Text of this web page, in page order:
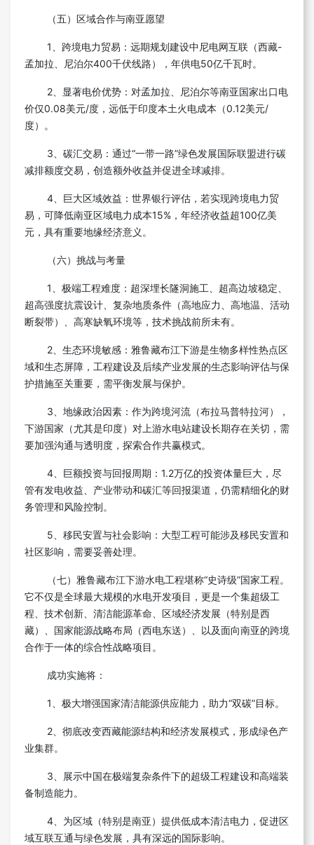
（五）区域合作与南亚愿望
1、跨境电力贸易：远期规划建设中尼电网互联（西藏-
孟加拉、尼泊尔400千伏线路），年供电50亿千瓦时。
2、显著电价优势：对孟加拉、尼泊尔等南亚国家出口电
价仅0.08美元/度，远低于印度本土火电成本（0.12美元/
度）。
3、碳汇交易：通过“一带一路”绿色发展国际联盟进行碳
减排额度交易，创造额外收益并促进全球减排。
4、巨大区域效益：世界银行评估，若实现跨境电力贸
易，可降低南亚区域电力成本15%，年经济收益超100亿美
元，具有重要地缘经济意义。
（六）挑战与考量
1、极端工程难度：超深埋长隧洞施工、超高边坡稳定、
超高强度抗震设计、复杂地质条件（高地应力、高地温、活动
断裂带）、高寒缺氧环境等，技术挑战前所未有。
2、生态环境敏感：雅鲁藏布江下游是生物多样性热点区
域和生态屏障，工程建设及后续产业发展的生态影响评估与保
护措施至关重要，需平衡发展与保护。
3、地缘政治因素：作为跨境河流（布拉马普特拉河），
下游国家（尤其是印度）对上游水电站建设长期存在关切，需
要加强沟通与透明度，探索合作共赢模式。
4、巨额投资与回报周期：1.2万亿的投资体量巨大，尽
管有发电收益、产业带动和碳汇等回报渠道，仍需精细化的财
务管理和风险控制。
5、移民安置与社会影响：大型工程可能涉及移民安置和
社区影响，需要妥善处理。
（七）雅鲁藏布江下游水电工程堪称“史诗级”国家工程。
它不仅是全球最大规模的水电开发项目，更是一个集超级工
程、技术创新、清洁能源革命、区域经济发展（特别是西
藏）、国家能源战略布局（西电东送）、以及面向南亚的跨境
合作于一体的综合性战略项目。
成功实施将：
1、极大增强国家清洁能源供应能力，助力“双碳”目标。
2、彻底改变西藏能源结构和经济发展模式，形成绿色产
业集群。
3、展示中国在极端复杂条件下的超级工程建设和高端装
备制造能力。
4、为区域（特别是南亚）提供低成本清洁电力，促进区
域互联互通与绿色发展，具有深远的国际影响。